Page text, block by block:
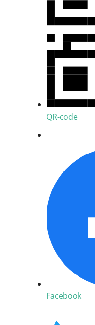
QR-code
Facebook